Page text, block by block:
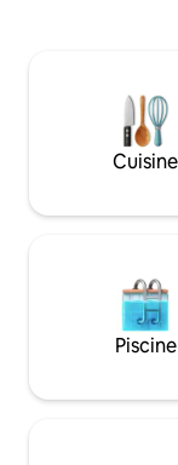
tennis/padel et
Ainsi qu'une
Fårö est un
longues plages
nature, les
Cuisine
Piscine